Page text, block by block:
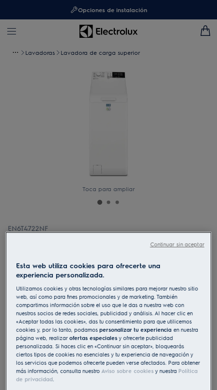
Opciones de instalación
Lavadoras Lavadora de carga superior
Toca para ampliar
EN6T4722NF
Lavadora de carga superior Serie
4.5 (12)
Beneficios
El sistema SensiCare ajusta los tiempos de ciclo en función del peso
de la carga
El sistema SensiCare ajusta los tiempos de ciclo en función del peso
de la carga.
SoftPlus aplica una fase previa de remojo para que el suavizante se
distribuya mejor entre la ropa
Esta web utiliza cookies para ofrecerte una
experiencia personalizada.
Utilizamos cookies y otras tecnologías similares para mejorar nuestro sitio
web, así como para fines promocionales y de marketing. También
compartimos información sobre el uso que le das a nuestra web con
nuestros socios de redes sociales, publicidad y análisis. Al hacer clic en
«Aceptar todas las cookies», das tu consentimiento para que utilicemos
cookies y, por lo tanto, podamospersonalizar tu experienciaen nuestra
página web, realizarofertas especiales y ofrecerte publicidad
personalizada. Si haces clic en «Continuar sin aceptar», bloquearás
ciertos tipos de cookies no esenciales y tu experiencia de navegación y
los servicios que podemos ofrecerte pueden verse afectados. Para obtener
más información, consulta nuestro Aviso sobre cookies y nuestra Política
de privacidad.
Continuar sin aceptar